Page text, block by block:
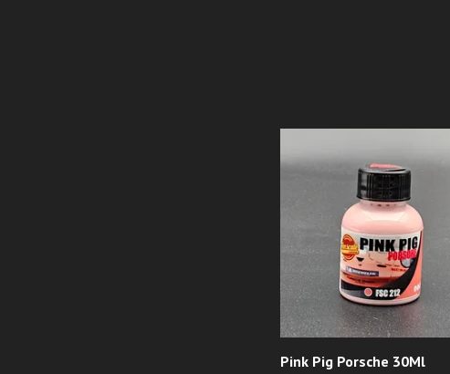
Pink Pig Porsche 30Ml